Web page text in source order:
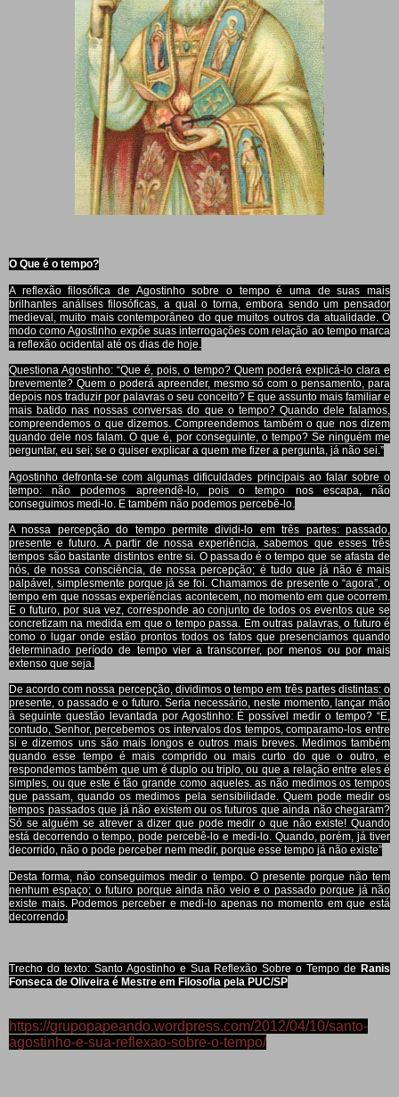
O Que é o tempo?
A reflexão filosófica de Agostinho sobre o tempo é uma de suas mais
brilhantes análises filosóficas, a qual o torna, embora sendo um pensador
medieval, muito mais contemporâneo do que muitos outros da atualidade. O
modo como Agostinho expõe suas interrogações com relação ao tempo marca
a reflexão ocidental até os dias de hoje.
Questiona Agostinho: “Que é, pois, o tempo? Quem poderá explicá-lo clara e
brevemente? Quem o poderá apreender, mesmo só com o pensamento, para
depois nos traduzir por palavras o seu conceito? E que assunto mais familiar e
mais batido nas nossas conversas do que o tempo? Quando dele falamos,
compreendemos o que dizemos. Compreendemos também o que nos dizem
quando dele nos falam. O que é, por conseguinte, o tempo? Se ninguém me
perguntar, eu sei; se o quiser explicar a quem me fizer a pergunta, já não sei.”
Agostinho defronta-se com algumas dificuldades principais ao falar sobre o
tempo: não podemos apreendê-lo, pois o tempo nos escapa, não
conseguimos medi-lo. E também não podemos percebê-lo.
A nossa percepção do tempo permite dividi-lo em três partes: passado,
presente e futuro. A partir de nossa experiência, sabemos que esses três
tempos são bastante distintos entre si. O passado é o tempo que se afasta de
nós, de nossa consciência, de nossa percepção; é tudo que já não é mais
palpável, simplesmente porque já se foi. Chamamos de presente o “agora”, o
tempo em que nossas experiências acontecem, no momento em que ocorrem.
E o futuro, por sua vez, corresponde ao conjunto de todos os eventos que se
concretizam na medida em que o tempo passa. Em outras palavras, o futuro é
como o lugar onde estão prontos todos os fatos que presenciamos quando
determinado período de tempo vier a transcorrer, por menos ou por mais
extenso que seja.
De acordo com nossa percepção, dividimos o tempo em três partes distintas: o
presente, o passado e o futuro. Seria necessário, neste momento, lançar mão
à seguinte questão levantada por Agostinho: É possível medir o tempo? “E,
contudo, Senhor, percebemos os intervalos dos tempos, comparamo-los entre
si e dizemos uns são mais longos e outros mais breves. Medimos também
quando esse tempo é mais comprido ou mais curto do que o outro, e
respondemos também que um é duplo ou triplo, ou que a relação entre eles é
simples, ou que este é tão grande como aqueles. as não medimos os tempos
que passam, quando os medimos pela sensibilidade. Quem pode medir os
tempos passados que já não existem ou os futuros que ainda não chegaram?
Só se alguém se atrever a dizer que pode medir o que não existe! Quando
está decorrendo o tempo, pode percebê-lo e medi-lo. Quando, porém, já tiver
decorrido, não o pode perceber nem medir, porque esse tempo já não existe”
Desta forma, não conseguimos medir o tempo. O presente porque não tem
nenhum espaço; o futuro porque ainda não veio e o passado porque já não
existe mais. Podemos perceber e medi-lo apenas no momento em que está
decorrendo.
Trecho do texto: Santo Agostinho e Sua Reflexão Sobre o Tempo de Ranis
Fonseca de Oliveira é Mestre em Filosofia pela PUC/SP
https://grupopapeando.wordpress.com/2012/04/10/santo-
agostinho-e-sua-reflexao-sobre-o-tempo/